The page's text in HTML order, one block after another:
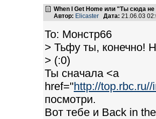
When I Get Home или "Ты сюда
Автор: Elicaster Дата: 21.06.03
To: Монстр66
> Тьфу ты, конечно!
> (:0)
Ты сначала <a
href="http://
посмотри.
Вот тебе и Back in